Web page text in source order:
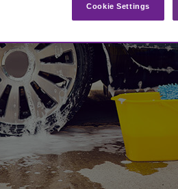
Cookie Settings